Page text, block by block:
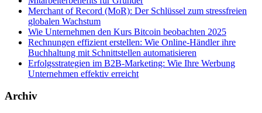
Merchant of Record (MoR): Der Schlüssel zum stressfreien
globalen Wachstum
Wie Unternehmen den Kurs Bitcoin beobachten 2025
Rechnungen effizient erstellen: Wie Online-Händler ihre
Buchhaltung mit Schnittstellen automatisieren
Erfolgsstrategien im B2B-Marketing: Wie Ihre Werbung
Unternehmen effektiv erreicht
Archiv